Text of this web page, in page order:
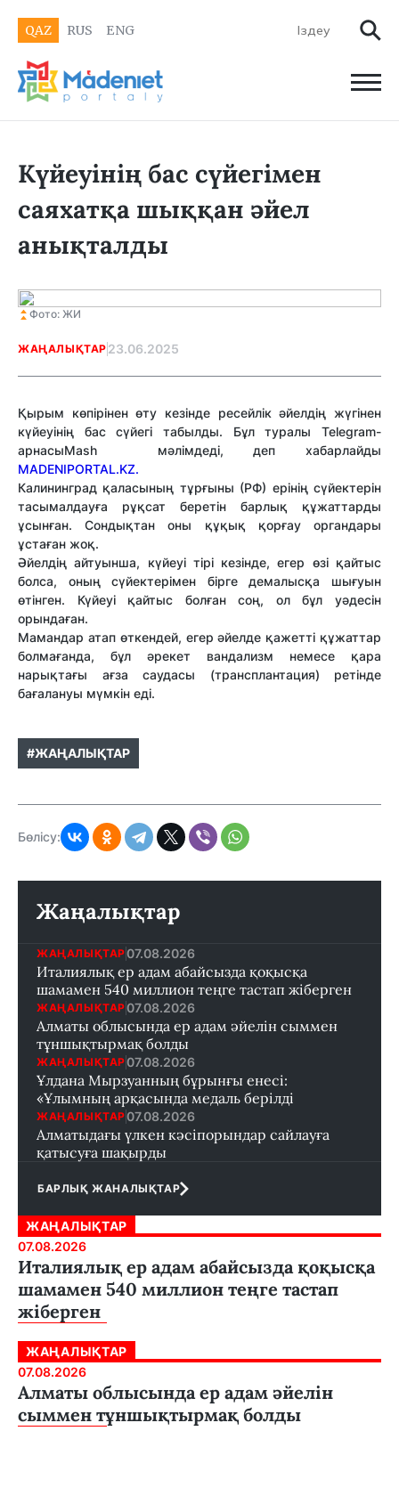
QAZ RUS ENG
Күйеуінің бас сүйегімен
саяхатқа шыққан әйел
анықталды
Фото: ЖИ
ЖАҢАЛЫҚТАР 23.06.2025
Қырым көпірінен өту кезінде ресейлік әйелдің жүгінен
күйеуінің бас сүйегі табылды. Бұл туралы Telegram-
арнасыMash
мәлімдеді, деп хабарлайды
MADENIPORTAL.KZ.
Калининград қаласының тұрғыны (РФ) ерінің сүйектерін
тасымалдауға рұқсат беретін барлық құжаттарды
ұсынған. Сондықтан оны құқық қорғау органдары
ұстаған жоқ.
Әйелдің айтуынша, күйеуі тірі кезінде, егер өзі қайтыс
болса, оның сүйектерімен бірге демалысқа шығуын
өтінген. Күйеуі қайтыс болған соң, ол бұл уәдесін
орындаған.
Мамандар атап өткендей, егер әйелде қажетті құжаттар
болмағанда, бұл әрекет вандализм немесе қара
нарықтағы ағза саудасы (трансплантация) ретінде
бағалануы мүмкін еді.
#ЖАҢАЛЫҚТАР
Бөлісу:
Жаңалықтар
ЖАҢАЛЫҚТАР 07.08.2026
Италиялық ер адам абайсызда қоқысқа
шамамен 540 миллион теңге тастап жіберген
ЖАҢАЛЫҚТАР 07.08.2026
Алматы облысында ер адам әйелін сыммен
тұншықтырмақ болды
ЖАҢАЛЫҚТАР 07.08.2026
Ұлдана Мырзуанның бұрынғы енесі:
«Ұлымның арқасында медаль берілді
ЖАҢАЛЫҚТАР 07.08.2026
Алматыдағы үлкен кәсіпорындар сайлауға
қатысуға шақырды
БАРЛЫҚ ЖАНАЛЫҚТАР
ЖАҢАЛЫҚТАР
07.08.2026
Италиялық ер адам абайсызда қоқысқа
шамамен 540 миллион теңге тастап
жіберген
ЖАҢАЛЫҚТАР
07.08.2026
Алматы облысында ер адам әйелін
сыммен тұншықтырмақ болды